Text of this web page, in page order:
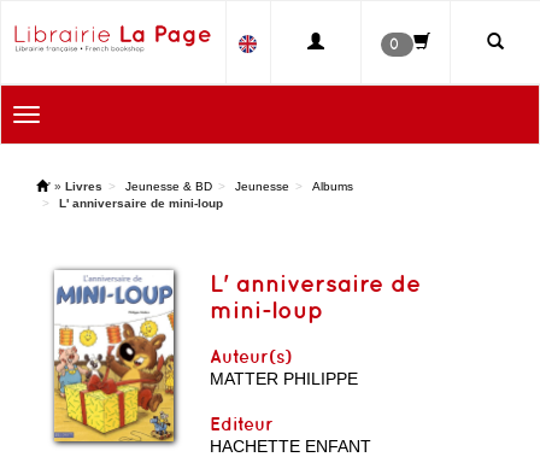
0
Toggle
navigation
' » Livres Jeunesse & BD Jeunesse
Albums
L' anniversaire de mini-loup
L' anniversaire de
mini-loup
Auteur(s)
MATTER PHILIPPE
Editeur
HACHETTE ENFANT